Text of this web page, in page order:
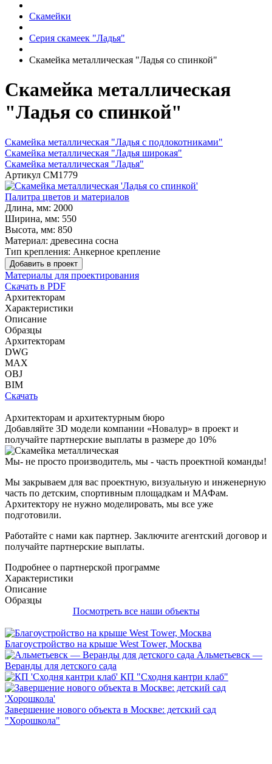
Скамейки
Серия скамеек "Ладья"
Скамейка металлическая "Ладья со спинкой"
Скамейка металлическая
"Ладья со спинкой"
Скамейка металлическая "Ладья с подлокотниками"
Скамейка металлическая "Ладья широкая"
Скамейка металлическая "Ладья"
Артикул СМ1779
Палитра цветов и материалов
Длина, мм: 2000
Ширина, мм: 550
Высота, мм: 850
Материал: древесина сосна
Тип крепления: Анкерное крепление
Добавить в проект
Материалы для проектирования
Скачать в PDF
Архитекторам
Характеристики
Описание
Образцы
Архитекторам
DWG
MAX
OBJ
BIM
Скачать
Архитекторам и архитектурным бюро
Добавляйте 3D модели компании «Новалур» в проект и
получайте партнерские выплаты в размере до 10%
Мы- не просто производитель, мы - часть проектной команды!
Мы закрываем для вас проектную, визуальную и инженерную
часть по детским, спортивным площадкам и МАФам.
Архитектору не нужно моделировать, мы все уже
подготовили.
Работайте с нами как партнер. Заключите агентский договор и
получайте партнерские выплаты.
Подробнее о партнерской программе
Характеристики
Описание
Образцы
Посмотреть все наши объекты
Благоустройство на крыше West Tower, Москва
Альметьевск —
Веранды для детского сада
КП "Сходня кантри клаб"
Завершение нового объекта в Москве: детский сад
"Хорошкола"